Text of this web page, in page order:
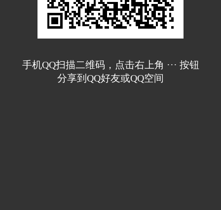
手机QQ扫描二维码，点击右上角 ··· 按钮
分享到QQ好友或QQ空间